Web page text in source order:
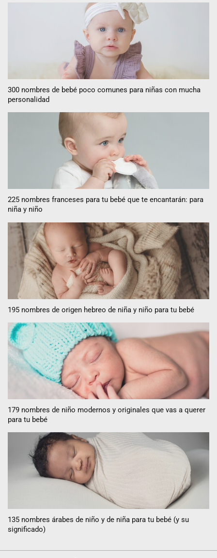
300 nombres de bebé poco comunes para niñas con mucha
personalidad
225 nombres franceses para tu bebé que te encantarán: para
niña y niño
195 nombres de origen hebreo de niña y niño para tu bebé
179 nombres de niño modernos y originales que vas a querer
para tu bebé
135 nombres árabes de niño y de niña para tu bebé (y su
significado)